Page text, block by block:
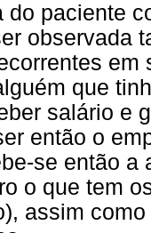
do paciente
observada
que
salário e
então o
se então a
o que tem
assim